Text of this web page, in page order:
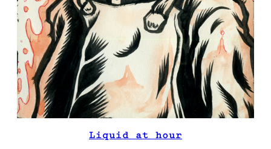
Liquid at hour